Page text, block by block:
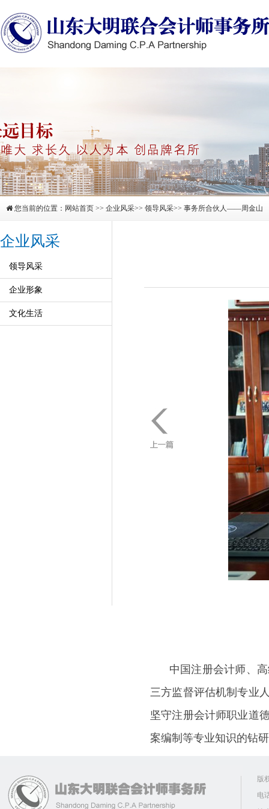
您当前的位置： 网站首页 >> 企业风采>> 领导风采>> 事务所合伙人——周金山
企业风采
领导风采
企业形象
文化生活
中国注册会计师、高
三方监督评估机制专业
坚守注册会计师职业道
案编制等专业知识的钻
版
电